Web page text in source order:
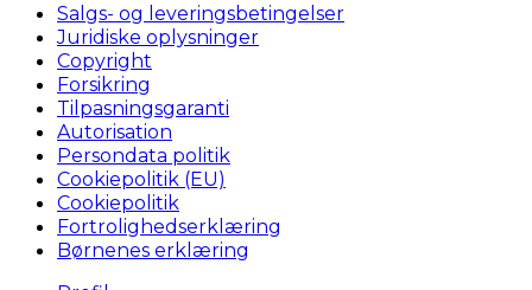
Salgs- og leveringsbetingelser
Juridiske oplysninger
Copyright
Forsikring
Tilpasningsgaranti
Autorisation
Persondata politik
Cookiepolitik (EU)
Cookiepolitik
Fortrolighedserklæring
Børnenes erklæring